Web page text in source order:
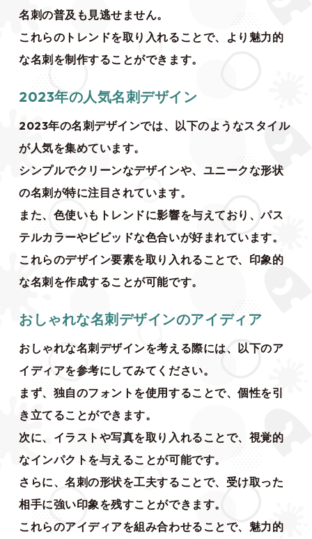
名刺の普及も見逃せません。
これらのトレンドを取り入れることで、より魅力的
な名刺を制作することができます。
2023年の人気名刺デザイン
2023年の名刺デザインでは、以下のようなスタイル
が人気を集めています。
シンプルでクリーンなデザインや、ユニークな形状
の名刺が特に注目されています。
また、色使いもトレンドに影響を与えており、パス
テルカラーやビビッドな色合いが好まれています。
これらのデザイン要素を取り入れることで、印象的
な名刺を作成することが可能です。
おしゃれな名刺デザインのアイディア
おしゃれな名刺デザインを考える際には、以下のア
イディアを参考にしてみてください。
まず、独自のフォントを使用することで、個性を引
き立てることができます。
次に、イラストや写真を取り入れることで、視覚的
なインパクトを与えることが可能です。
さらに、名刺の形状を工夫することで、受け取った
相手に強い印象を残すことができます。
これらのアイディアを組み合わせることで、魅力的